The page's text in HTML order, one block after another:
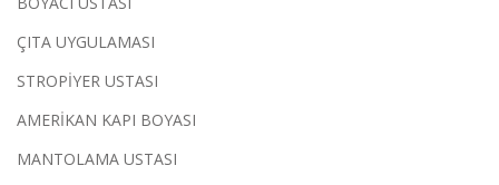
ÇITA UYGULAMASI
STROPİYER USTASI
AMERİKAN KAPI BOYASI
MANTOLAMA USTASI